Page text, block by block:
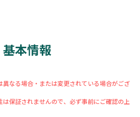
基本情報
異なる場合・または変更されている場合がござ
保証されませんので、必ず事前にご確認の上